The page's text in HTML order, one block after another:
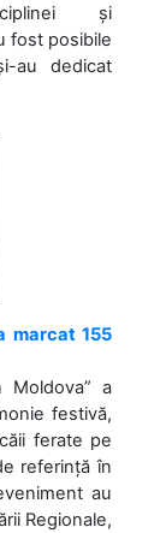
și
fost posibile
au dedicat
marcat 155
Moldova” a
festivă,
ferate pe
referință în
au
Regionale,